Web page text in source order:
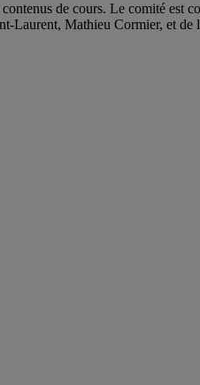
de cours. Le comité est
Laurent, Mathieu Cormier, et de